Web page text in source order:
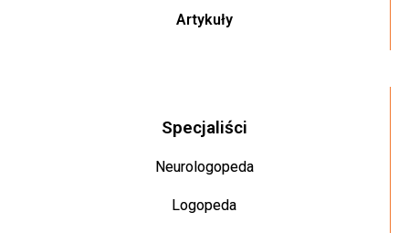
Artykuły
Specjaliści
Neurologopeda
Logopeda